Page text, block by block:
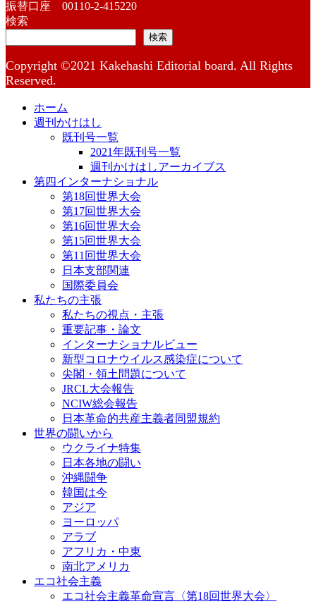
振替口座 00110-2-415220
検索
検索
Copyright ©2021 Kakehashi Editorial board. All Rights
Reserved.
ホーム
週刊かけはし
既刊号一覧
2021年既刊号一覧
週刊かけはしアーカイブス
第四インターナショナル
第18回世界大会
第17回世界大会
第16回世界大会
第15回世界大会
第11回世界大会
日本支部関連
国際委員会
私たちの主張
私たちの視点・主張
重要記事・論文
インターナショナルビュー
新型コロナウイルス感染症について
尖閣・領土問題について
JRCL大会報告
NCIW総会報告
日本革命的共産主義者同盟規約
世界の闘いから
ウクライナ特集
日本各地の闘い
沖縄闘争
韓国は今
アジア
ヨーロッパ
アラブ
アフリカ・中東
南北アメリカ
エコ社会主義
エコ社会主義革命宣言〈第18回世界大会〉